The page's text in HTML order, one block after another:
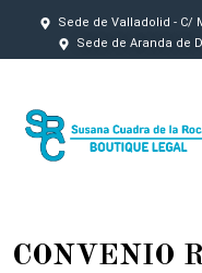
Sede de Valladolid - C/
Sede de Aranda de
CONVENIO